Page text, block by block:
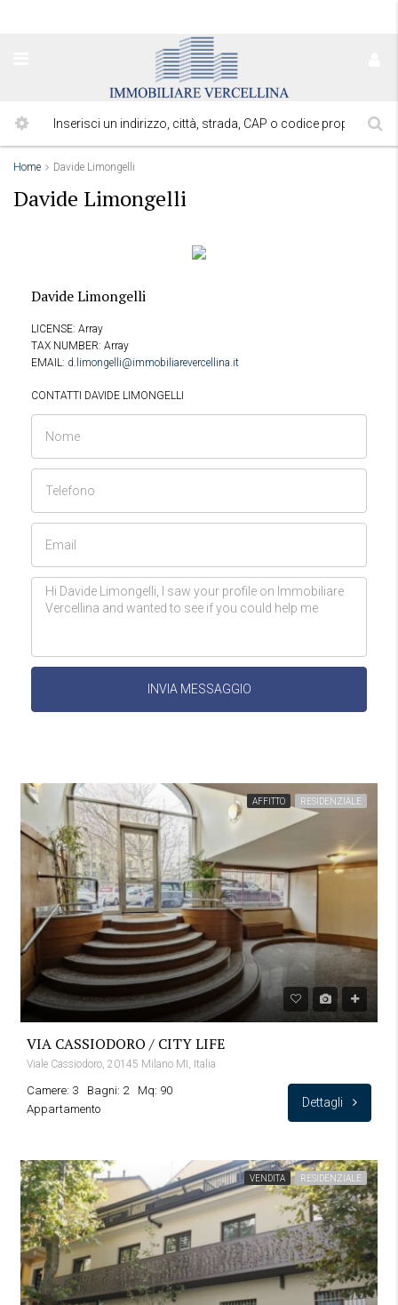
Home Davide Limongelli
Davide Limongelli
Davide Limongelli
LICENSE: Array
TAX NUMBER: Array
EMAIL: d.limongelli@immobiliarevercellina.it
CONTATTI DAVIDE LIMONGELLI
INVIA MESSAGGIO
AFFITTO RESIDENZIALE
VIA CASSIODORO / CITY LIFE
Viale Cassiodoro, 20145 Milano MI, Italia
Camere: 3 Bagni: 2
Mq: 90
Appartamento
Dettagli
VENDITA RESIDENZIALE